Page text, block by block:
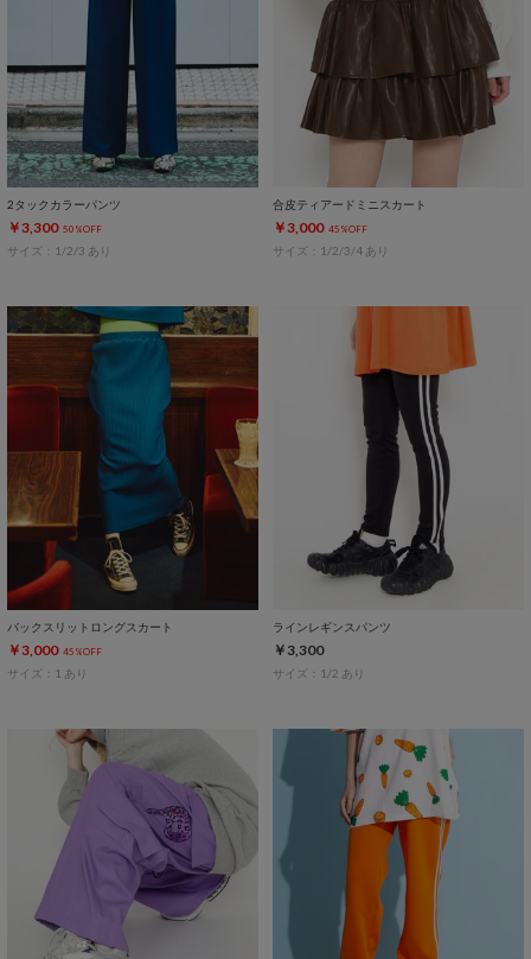
2タックカラーパンツ
￥3,300 50%OFF
サイズ：1/2/3 あり
合皮ティアードミニスカート
￥3,000 45%OFF
サイズ：1/2/3/4 あり
バックスリットロングスカート
￥3,000 45%OFF
サイズ：1 あり
ラインレギンスパンツ
￥3,300
サイズ：1/2 あり